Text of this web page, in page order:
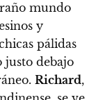
mundo
y
pálidas
justo debajo
Richard,